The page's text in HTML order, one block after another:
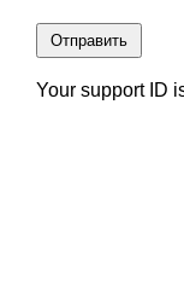
Отправить
Your support ID